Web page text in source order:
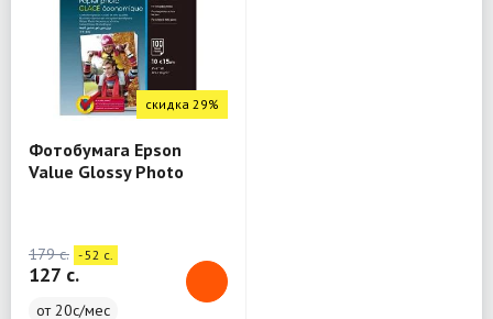
скидка 29%
Фотобумага Epson
Value Glossy Photo
179 c. - 52 c.
127 c.
от 20с/мес